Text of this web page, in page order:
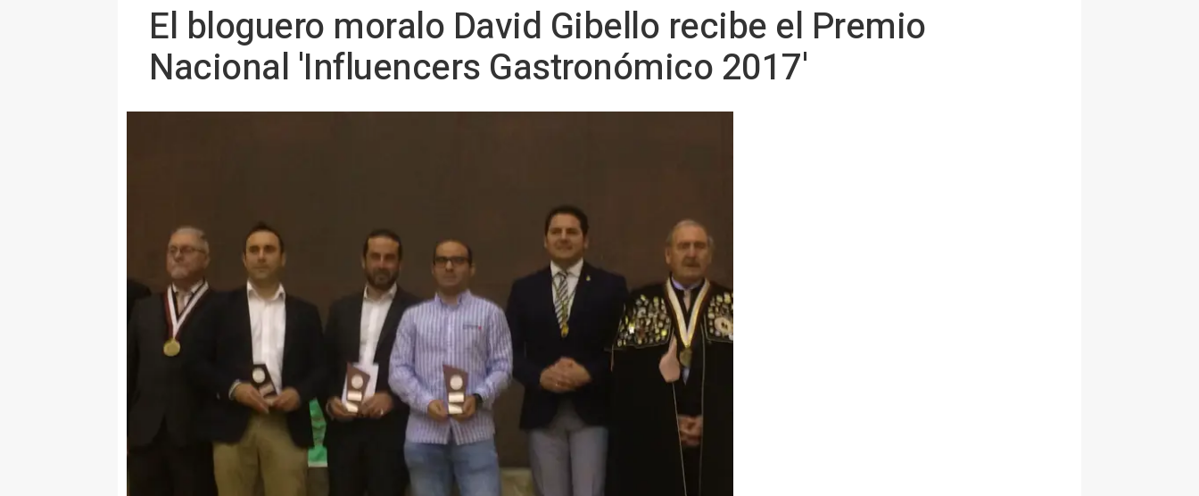
El bloguero moralo David Gibello recibe el Premio
Nacional 'Influencers Gastronómico 2017'